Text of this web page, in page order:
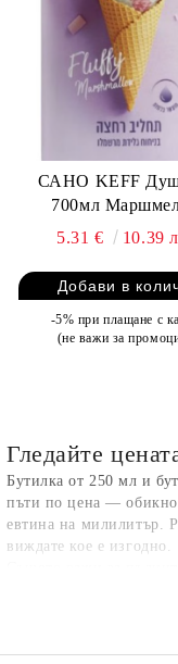
САНО KEFF Душ
700мл
5.31 €
10.39
-5% при плащане с
(не важи за
Гледайте
Бутилка от 250 мл и
пъти по цена —
евтина на милилитър.
виждате кое е изгодно.